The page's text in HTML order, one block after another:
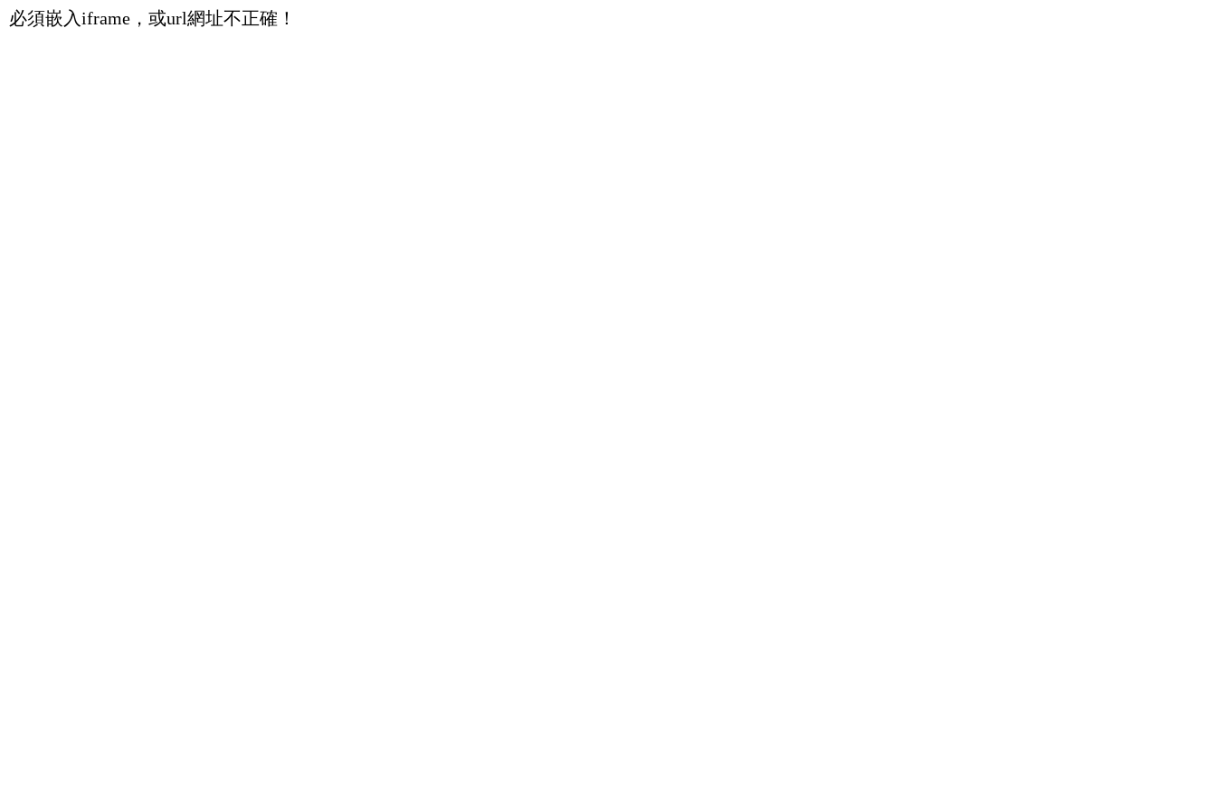
必須嵌入iframe，或url網址不正確！